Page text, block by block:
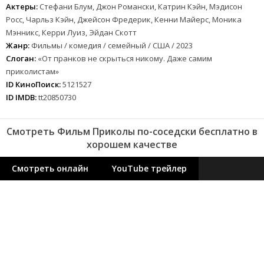
Актеры: Стефани Блум, Джон Романски, Катрин Кэйн, Мэдисон
Росс, Чарльз Кэйн, Джейсон Фредерик, Кенни Майерс, Моника
Мэнникс, Керри Луиз, Эйдан Скотт
Жанр: Фильмы / комедия / семейный / США / 2023
Слоган: «От пранков не скрыться никому. Даже самим
приколистам»
ID КиноПоиск:5121527
ID IMDB:tt20850730
Смотреть Фильм Приколы по-соседски бесплатно в
хорошем качестве
Смотреть онлайн YouTube трейлер